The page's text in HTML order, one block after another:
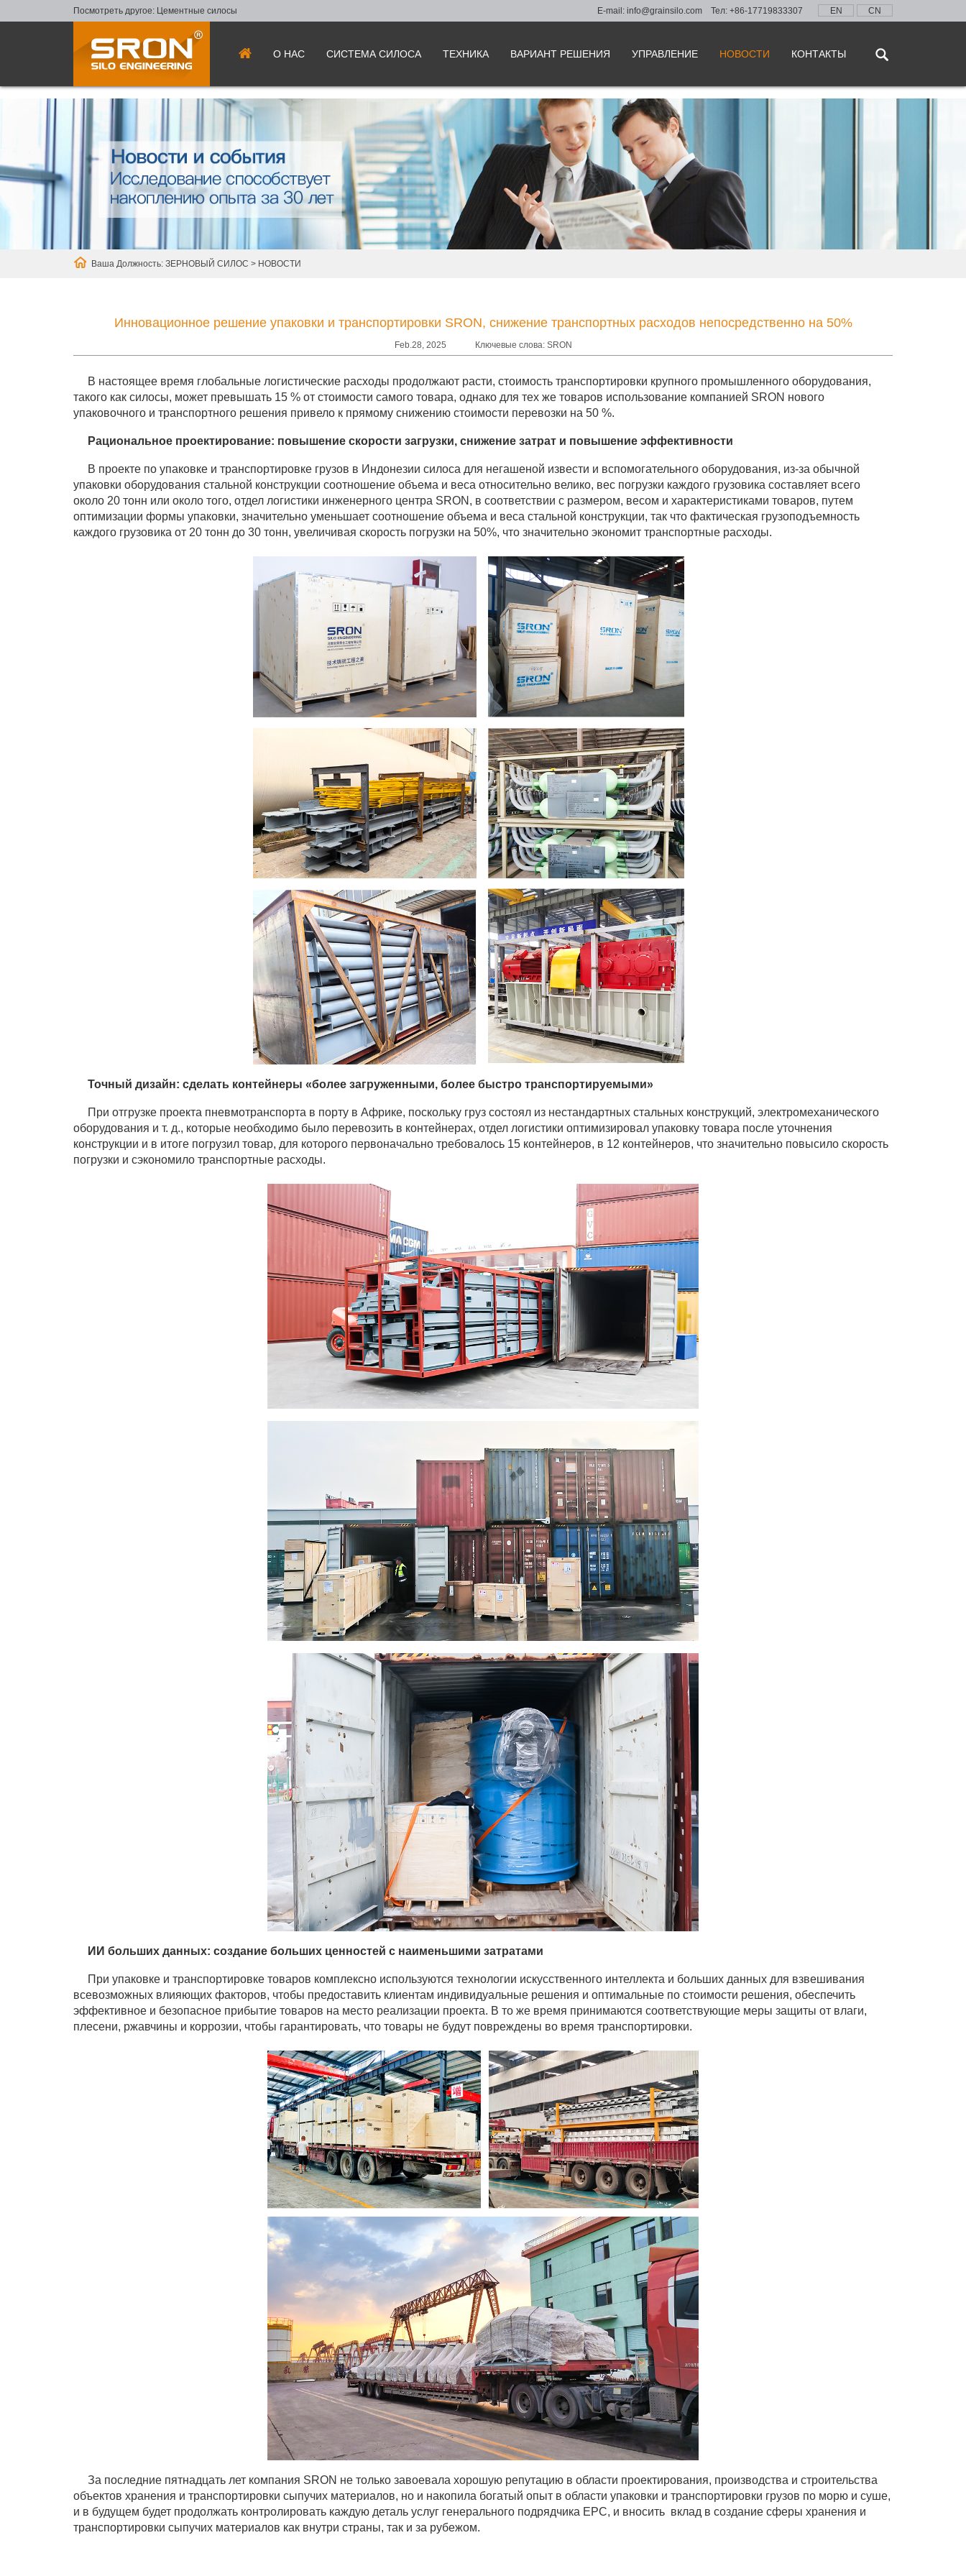
Посмотреть другое: Цементные силосы EN CN
E-mail: info@grainsilo.com Тел: +86-17719833307
О НАС СИСТЕМА СИЛОСА ТЕХНИКА ВАРИАНТ РЕШЕНИЯ УПРАВЛЕНИЕ НОВОСТИ КОНТАКТЫ
Ваша Должность: ЗЕРНОВЫЙ СИЛОС > НОВОСТИ
Инновационное решение упаковки и транспортировки SRON, снижение транспортных расходов непосредственно на 50%
Feb.28, 2025 Ключевые слова: SRON
В настоящее время глобальные логистические расходы продолжают расти, стоимость транспортировки крупного промышленного оборудования,
такого как силосы, может превышать 15 % от стоимости самого товара, однако для тех же товаров использование компанией SRON нового
упаковочного и транспортного решения привело к прямому снижению стоимости перевозки на 50 %.
Рациональное проектирование: повышение скорости загрузки, снижение затрат и повышение эффективности
В проекте по упаковке и транспортировке грузов в Индонезии силоса для негашеной извести и вспомогательного оборудования, из-за обычной
упаковки оборудования стальной конструкции соотношение объема и веса относительно велико, вес погрузки каждого грузовика составляет всего
около 20 тонн или около того, отдел логистики инженерного центра SRON, в соответствии с размером, весом и характеристиками товаров, путем
оптимизации формы упаковки, значительно уменьшает соотношение объема и веса стальной конструкции, так что фактическая грузоподъемность
каждого грузовика от 20 тонн до 30 тонн, увеличивая скорость погрузки на 50%, что значительно экономит транспортные расходы.
Точный дизайн: сделать контейнеры «более загруженными, более быстро транспортируемыми»
При отгрузке проекта пневмотранспорта в порту в Африке, поскольку груз состоял из нестандартных стальных конструкций, электромеханического
оборудования и т. д., которые необходимо было перевозить в контейнерах, отдел логистики оптимизировал упаковку товара после уточнения
конструкции и в итоге погрузил товар, для которого первоначально требовалось 15 контейнеров, в 12 контейнеров, что значительно повысило скорость
погрузки и сэкономило транспортные расходы.
ИИ больших данных: создание больших ценностей с наименьшими затратами
При упаковке и транспортировке товаров комплексно используются технологии искусственного интеллекта и больших данных для взвешивания
всевозможных влияющих факторов, чтобы предоставить клиентам индивидуальные решения и оптимальные по стоимости решения, обеспечить
эффективное и безопасное прибытие товаров на место реализации проекта. В то же время принимаются соответствующие меры защиты от влаги,
плесени, ржавчины и коррозии, чтобы гарантировать, что товары не будут повреждены во время транспортировки.
За последние пятнадцать лет компания SRON не только завоевала хорошую репутацию в области проектирования, производства и строительства
объектов хранения и транспортировки сыпучих материалов, но и накопила богатый опыт в области упаковки и транспортировки грузов по морю и суше,
и в будущем будет продолжать контролировать каждую деталь услуг генерального подрядчика EPC, и вносить вклад в создание сферы хранения и
транспортировки сыпучих материалов как внутри страны, так и за рубежом.